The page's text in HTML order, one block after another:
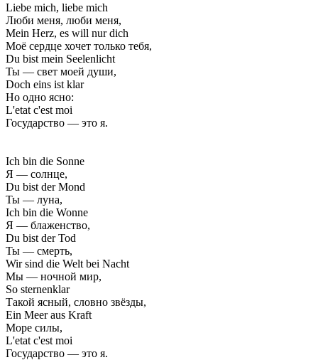
Liebe mich, liebe mich
Люби меня, люби меня,
Mein Herz, es will nur dich
Моё сердце хочет только тебя,
Du bist mein Seelenlicht
Ты — свет моей души,
Doch eins ist klar
Но одно ясно:
L'etat c'est moi
Государство — это я.
Ich bin die Sonne
Я — солнце,
Du bist der Mond
Ты — луна,
Ich bin die Wonne
Я — блаженство,
Du bist der Tod
Ты — смерть,
Wir sind die Welt bei Nacht
Мы — ночной мир,
So sternenklar
Такой ясный, словно звёзды,
Ein Meer aus Kraft
Море силы,
L'etat c'est moi
Государство — это я.